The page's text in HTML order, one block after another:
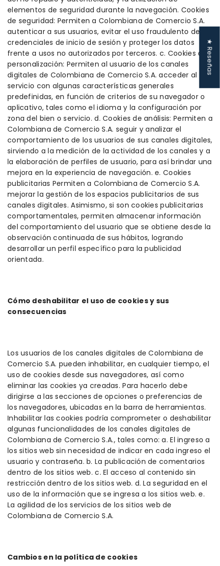
elementos de seguridad durante la navegación. Cookies
de seguridad: Permiten a Colombiana de Comercio S.A.
autenticar a sus usuarios, evitar el uso fraudulento de
credenciales de inicio de sesión y proteger los datos
frente a usos no autorizados por terceros. c. Cookies de
personalización: Permiten al usuario de los canales
digitales de Colombiana de Comercio S.A. acceder al
servicio con algunas características generales
predefinidas, en función de criterios de su navegador o
aplicativo, tales como el idioma y la configuración por
zona del bien o servicio. d. Cookies de análisis: Permiten a
Colombiana de Comercio S.A. seguir y analizar el
comportamiento de los usuarios de sus canales digitales,
sirviendo a la medición de la actividad de los canales y a
la elaboración de perfiles de usuario, para así brindar una
mejora en la experiencia de navegación. e. Cookies
publicitarias Permiten a Colombiana de Comercio S.A.
mejorar la gestión de los espacios publicitarios de sus
canales digitales. Asimismo, si son cookies publicitarias
comportamentales, permiten almacenar información
del comportamiento del usuario que se obtiene desde la
observación continuada de sus hábitos, logrando
desarrollar un perfil específico para la publicidad
orientada.
Cómo deshabilitar el uso de cookies y sus
consecuencias
Los usuarios de los canales digitales de Colombiana de
Comercio S.A. pueden inhabilitar, en cualquier tiempo, el
uso de cookies desde sus navegadores, así como
eliminar las cookies ya creadas. Para hacerlo debe
dirigirse a las secciones de opciones o preferencias de
los navegadores, ubicadas en la barra de herramientas.
Inhabilitar las cookies podría comprometer o deshabilitar
algunas funcionalidades de los canales digitales de
Colombiana de Comercio S.A., tales como: a. El ingreso a
los sitios web sin necesidad de indicar en cada ingreso el
usuario y contraseña. b. La publicación de comentarios
dentro de los sitios web. c. El acceso al contenido sin
restricción dentro de los sitios web. d. La seguridad en el
uso de la información que se ingresa a los sitios web. e.
La agilidad de los servicios de los sitios web de
Colombiana de Comercio S.A.
Cambios en la política de cookies
★ Reseñas